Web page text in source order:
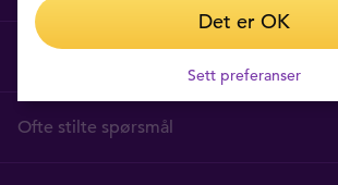
Hvorfor Tavex?
Ofte stilte spørsmål
Det er OK
Sett preferanser